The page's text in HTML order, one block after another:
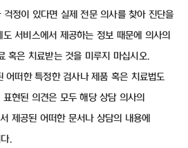
걱정이 있다면 실제 전문 의사를 찾아 진단을
서비스에서 제공하는 정보 때문에 의사의
혹은 치료받는 것을 미루지 마십시오.
어떠한 특정한 검사나 제품 혹은 치료법도
현된 의견은 모두 해당 상담 의사의
제공된 어떠한 문서나 상담의 내용에
.